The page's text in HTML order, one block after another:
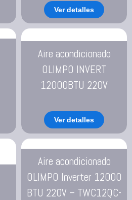
Ver detalles
Aire acondicionado
OLIMPO INVERT
12000BTU 220V
Ver detalles
Aire acondicionado
OLIMPO Inverter 12000
BTU 220V – TWC12QC-